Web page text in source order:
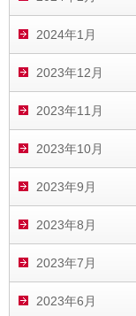
2024年1月
2023年12月
2023年11月
2023年10月
2023年9月
2023年8月
2023年7月
2023年6月